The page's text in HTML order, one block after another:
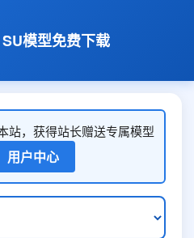
模型免费下载
站，获得站长赠送专属模型
用户中心